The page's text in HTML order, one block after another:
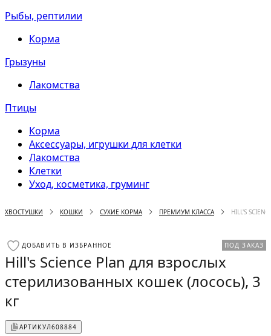
Рыбы, рептилии
Корма
Грызуны
Лакомства
Птицы
Корма
Аксессуары, игрушки для клетки
Лакомства
Клетки
Уход, косметика, груминг
ХВОСТУШКИ КОШКИ СУХИЕ КОРМА ПРЕМИУМ КЛАССА HILL'S
ДОБАВИТЬ В ИЗБРАННОЕ ПОД ЗАКАЗ
Hill's Science Plan для взрослых
стерилизованных кошек (лосось), 3
кг
АРТИКУЛ608884